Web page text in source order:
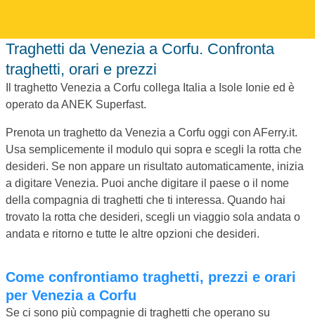
Traghetti da Venezia a Corfu. Confronta
traghetti, orari e prezzi
Il traghetto Venezia a Corfu collega Italia a Isole Ionie ed è
operato da ANEK Superfast.
Prenota un traghetto da Venezia a Corfu oggi con AFerry.it.
Usa semplicemente il modulo qui sopra e scegli la rotta che
desideri. Se non appare un risultato automaticamente, inizia
a digitare Venezia. Puoi anche digitare il paese o il nome
della compagnia di traghetti che ti interessa. Quando hai
trovato la rotta che desideri, scegli un viaggio sola andata o
andata e ritorno e tutte le altre opzioni che desideri.
Come confrontiamo traghetti, prezzi e orari
per Venezia a Corfu
Se ci sono più compagnie di traghetti che operano su